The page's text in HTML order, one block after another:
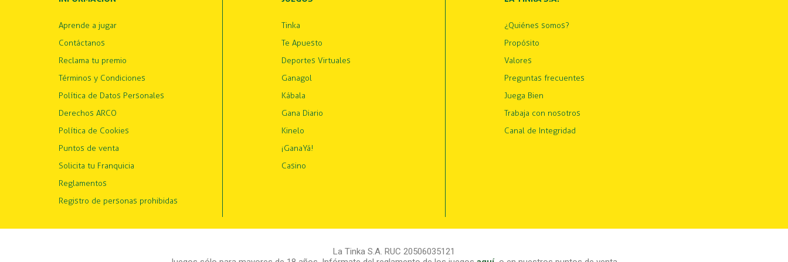
Aprende a jugar
Contáctanos
Reclama tu premio
Términos y Condiciones
Política de Datos Personales
Derechos ARCO
Política de Cookies
Puntos de venta
Solicita tu Franquicia
Reglamentos
Registro de personas prohibidas
Tinka
Te Apuesto
Deportes Virtuales
Ganagol
Kábala
Gana Diario
Kinelo
¡GanaYá!
Casino
¿Quiénes somos?
Propósito
Valores
Preguntas frecuentes
Juega Bien
Trabaja con nosotros
Canal de Integridad
La Tinka S.A. RUC 20506035121